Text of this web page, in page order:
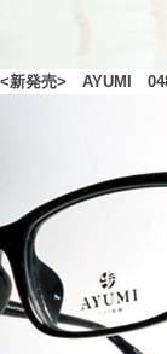
<新発売> AYUMI